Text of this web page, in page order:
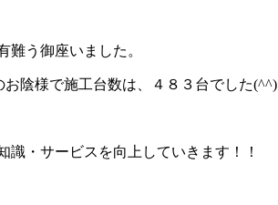
難う御座いました。
陰様で施工台数は、４８３台でした(^^)
識・サービスを向上していきます！！